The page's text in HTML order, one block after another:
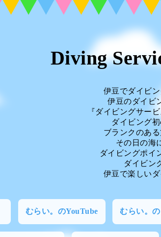
Diving
伊豆でダイビン
伊豆のダイビ
『ダイビングサー
ダイビング
ブランクのある
その日の海
ダイビングポイ
ダイビン
伊豆で楽しいダ
むらい。のYouTube むらい。